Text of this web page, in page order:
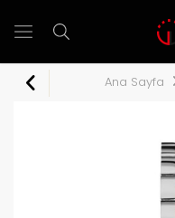
Ana Sayfa